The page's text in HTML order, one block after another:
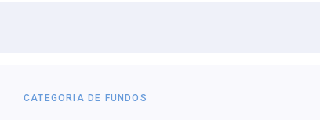
CATEGORIA DE FUNDOS